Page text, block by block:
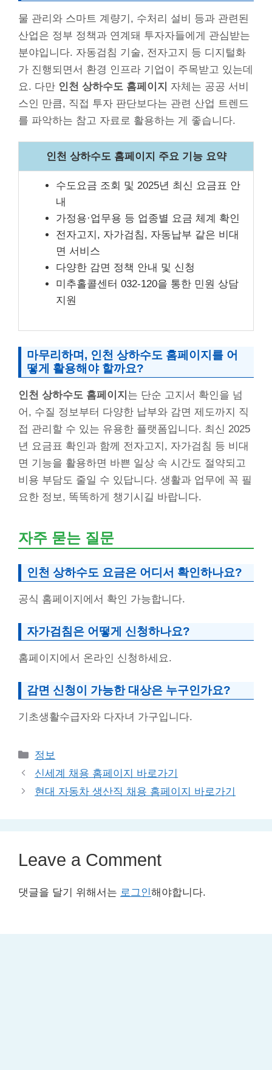
물 관리와 스마트 계량기, 수처리 설비 등과 관련된
산업은 정부 정책과 연계돼 투자자들에게 관심받는
분야입니다. 자동검침 기술, 전자고지 등 디지털화
가 진행되면서 환경 인프라 기업이 주목받고 있는데
요. 다만 인천 상하수도 홈페이지 자체는 공공 서비
스인 만큼, 직접 투자 판단보다는 관련 산업 트렌드
를 파악하는 참고 자료로 활용하는 게 좋습니다.
인천 상하수도 홈페이지 주요 기능 요약
수도요금 조회 및 2025년 최신 요금표 안
내
가정용·업무용 등 업종별 요금 체계 확인
전자고지, 자가검침, 자동납부 같은 비대
면 서비스
다양한 감면 정책 안내 및 신청
미추홀콜센터 032-120을 통한 민원 상담
지원
마무리하며, 인천 상하수도 홈페이지를 어
떻게 활용해야 할까요?
인천 상하수도 홈페이지 는 단순 고지서 확인을 넘
어, 수질 정보부터 다양한 납부와 감면 제도까지 직
접 관리할 수 있는 유용한 플랫폼입니다. 최신 2025
년 요금표 확인과 함께 전자고지, 자가검침 등 비대
면 기능을 활용하면 바쁜 일상 속 시간도 절약되고
비용 부담도 줄일 수 있답니다. 생활과 업무에 꼭 필
요한 정보, 똑똑하게 챙기시길 바랍니다.
자주 묻는 질문
인천 상하수도 요금은 어디서 확인하나요?
공식 홈페이지에서 확인 가능합니다.
자가검침은 어떻게 신청하나요?
홈페이지에서 온라인 신청하세요.
감면 신청이 가능한 대상은 누구인가요?
기초생활수급자와 다자녀 가구입니다.
Categories
정보
신세계 채용 홈페이지 바로가기
현대 자동차 생산직 채용 홈페이지 바로가기
Leave a Comment
댓글을 달기 위해서는 로그인해야합니다.